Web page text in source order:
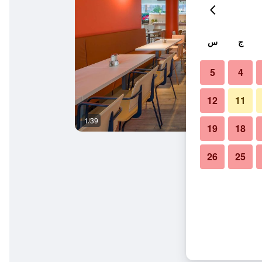
1/39
ميسي
ج س
4
5
11
12
18
19
25
26